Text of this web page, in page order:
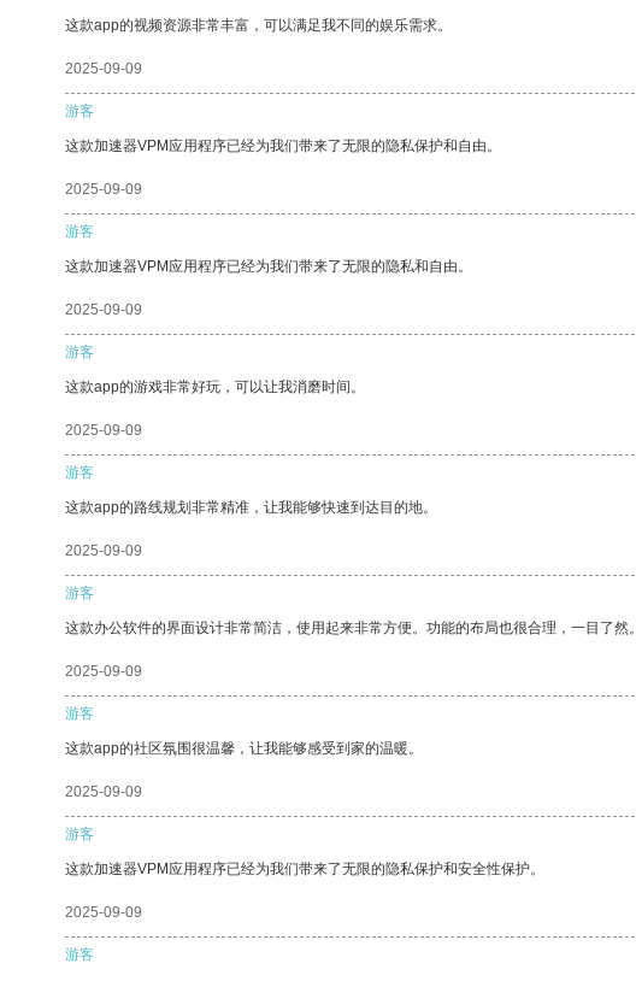
这款app的视频资源非常丰富，可以满足我不同的娱乐需求。
2025-09-09
游客
这款加速器VPM应用程序已经为我们带来了无限的隐私保护和自由。
2025-09-09
游客
这款加速器VPM应用程序已经为我们带来了无限的隐私和自由。
2025-09-09
游客
这款app的游戏非常好玩，可以让我消磨时间。
2025-09-09
游客
这款app的路线规划非常精准，让我能够快速到达目的地。
2025-09-09
游客
这款办公软件的界面设计非常简洁，使用起来非常方便。功能的布局也很合理，一目了然。
2025-09-09
游客
这款app的社区氛围很温馨，让我能够感受到家的温暖。
2025-09-09
游客
这款加速器VPM应用程序已经为我们带来了无限的隐私保护和安全性保护。
2025-09-09
游客